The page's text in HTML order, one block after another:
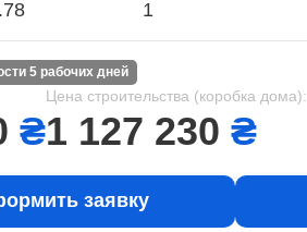
1
5 рабочих дней
₴
Цена строительства (коробка дома):
1 127 230 ₴
заявку